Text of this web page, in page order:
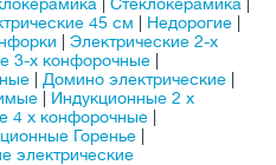
45 см Недорогие
Электрические 2-х
3-х конфорочные
Домино электрические
Индукционные 2 х
4 х конфорочные
Горенье
электрические